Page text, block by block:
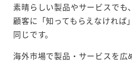
素晴らしい製品やサービスでも、
顧客に「知ってもらえなければ
同じです。
海外市場で製品・サービスを広